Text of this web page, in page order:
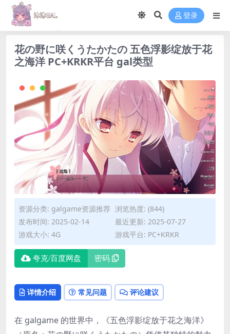
登录
花の野に咲くうたかたの 五色浮影绽放于花
之海洋 PC+KRKR平台 gal类型
资源分类: galgame资源推荐 浏览热度: (844)
发布时间: 2025-02-14
最近更新: 2025-07-27
游戏大小: 4G
游戏平台: PC+KRKR
夸克/百度网盘 密码
详情介绍 常见问题 评论建议
在 galgame 的世界中，《五色浮影绽放于花之海洋》